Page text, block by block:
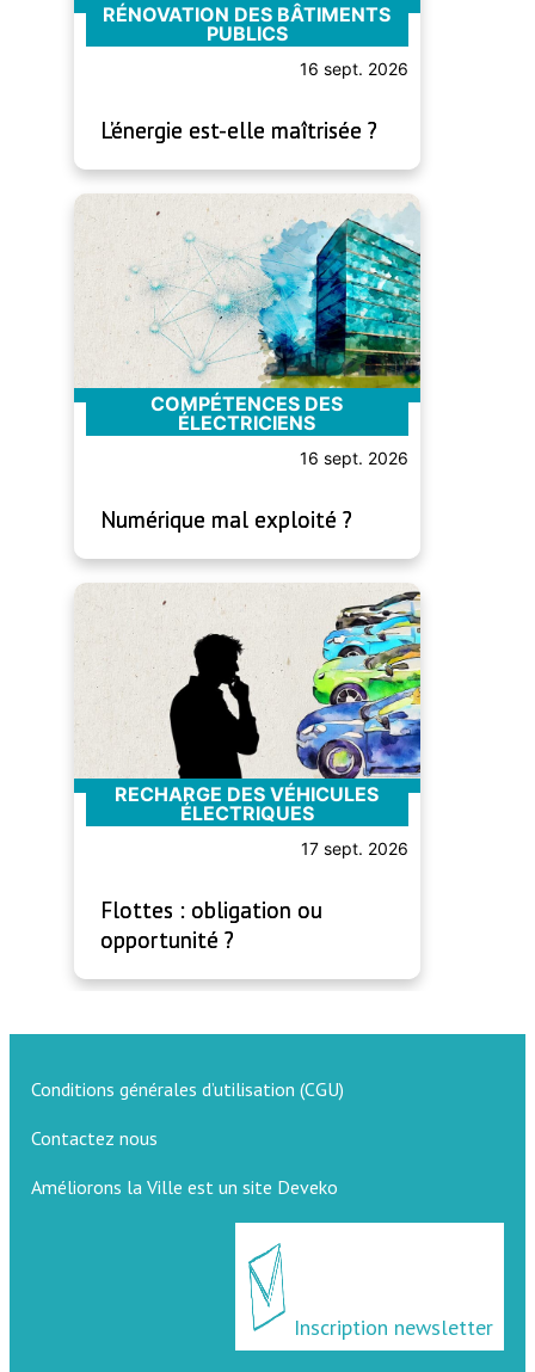
RÉNOVATION DES BÂTIMENTS
PUBLICS
16 sept. 2026
L’énergie est-elle maîtrisée ?
COMPÉTENCES DES
ÉLECTRICIENS
16 sept. 2026
Numérique mal exploité ?
RECHARGE DES VÉHICULES
ÉLECTRIQUES
17 sept. 2026
Flottes : obligation ou
opportunité ?
Conditions générales d’utilisation (CGU)
Contactez nous
Améliorons la Ville est un site Deveko
Inscription newsletter